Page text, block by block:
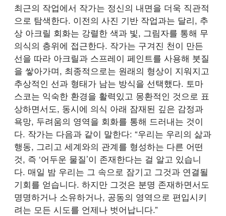
최근의 작업에서 작가는 정신의 내면을 더욱 직관적
으로 탐색한다. 이전의 사진 기반 작업과는 달리, 추
상 아크릴 회화는 강렬한 색과 빛, 그림자를 통해 무
의식의 층위에 접근한다. 작가는 구겨진 천이 만든
선을 따라 아크릴과 스프레이 페인트를 사용해 붓질
을 쌓아가며, 최종적으로는 원래의 형상이 지워지고
추상적인 선과 형태가 남는 방식을 선택했다. 토마
스코는 익숙한 환경을 활력있고 몽환적인 것으로 표
상하면서도, 동시에 의식 아래 잠재된 깊은 감정과
욕망, 두려움의 영역을 회화를 통해 드러내는 것이
다. 작가는 다음과 같이 말한다: “우리는 우리의 삶과
행동, 그리고 세계와의 관계를 형성하는 다른 어떤
것, 즉 ‘어두운 물질’이 존재한다는 걸 알고 있습니
다. 매일 밤 우리는 그 속으로 잠기고 그것과 연결될
기회를 얻습니다. 하지만 그것은 분명 존재하면서도
명명하거나 소유하거나, 공동의 영역으로 편입시키
려는 모든 시도를 언제나 벗어납니다.”